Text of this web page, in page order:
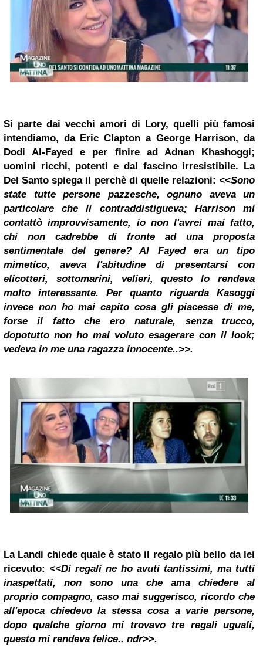
Si parte dai vecchi amori di Lory, quelli più famosi
intendiamo, da Eric Clapton a George Harrison, da
Dodi Al-Fayed e per finire ad Adnan Khashoggi;
uomini ricchi, potenti e dal fascino irresistibile. La
Del Santo spiega il perchè di quelle relazioni: <<Sono
state tutte persone pazzesche, ognuno aveva un
particolare che li contraddistigueva; Harrison mi
contattò improvvisamente, io non l'avrei mai fatto,
chi non cadrebbe di fronte ad una proposta
sentimentale del genere? Al Fayed era un tipo
mimetico, aveva l'abitudine di presentarsi con
elicotteri, sottomarini, velieri, questo lo rendeva
molto interessante. Per quanto riguarda Kasoggi
invece non ho mai capito cosa gli piacesse di me,
forseil fattoche ero naturale, senza trucco,
dopotutto non ho mai voluto esagerare con il look;
vedeva in me una ragazza innocente..>>.
La Landi chiede quale è stato il regalo più bello da lei
ricevuto: <<Di regali ne ho avuti tantissimi, ma tutti
inaspettati, non sono una che ama chiedere al
proprio compagno, caso mai suggerisco, ricordo che
all'epoca chiedevo la stessa cosa a varie persone,
dopo qualche giorno mi trovavo tre regali uguali,
questo mi rendeva felice.. ndr>>.